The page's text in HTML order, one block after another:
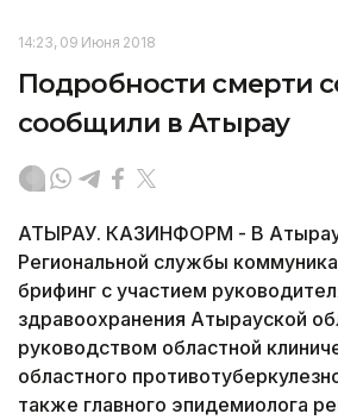
14:23, 09 Июня 2018
Подробности смерти
сообщили в Атырау
АТЫРАУ. КАЗИНФОРМ - В Атырау
Региональной службы
брифинг с участием
здравоохранения Атырауской
руководством областной
областного
также главного эпидемиолога